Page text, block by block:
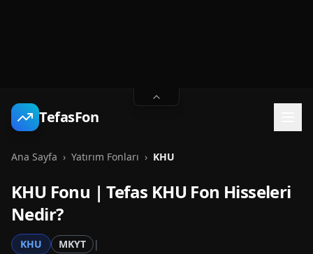
TefasFon
Ana Sayfa › Yatırım Fonları › KHU
KHU Fonu | Tefas KHU Fon Hisseleri
Nedir?
KHU MKYT
|